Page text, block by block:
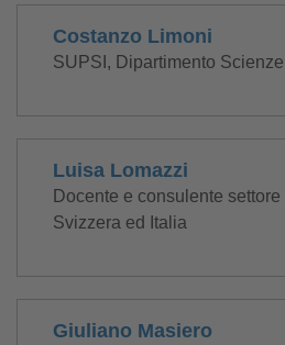
Costanzo Limoni
SUPSI, Dipartimento
Luisa Lomazzi
Docente e consulente
Svizzera ed Italia
Giuliano Masiero